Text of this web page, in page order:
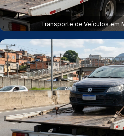
Transporte de Veículos em